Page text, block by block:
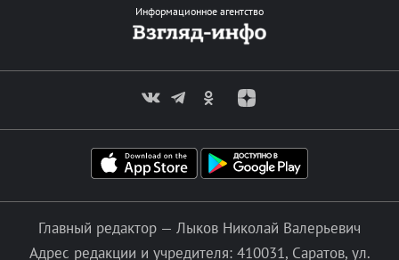
Информационное агентство
Главный редактор — Лыков Николай Валерьевич
Адрес редакции и учредителя: 410031, Саратов, ул.